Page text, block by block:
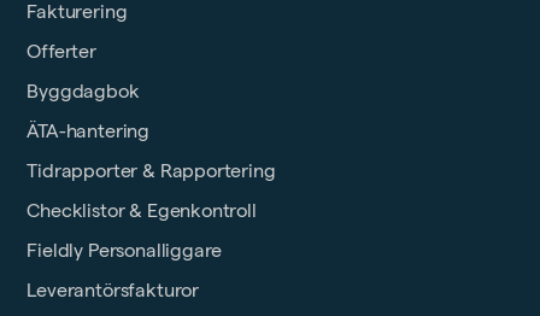
Fakturering
Offerter
Byggdagbok
ÄTA-hantering
Tidrapporter & Rapportering
Checklistor & Egenkontroll
Fieldly Personalliggare
Leverantörsfakturor